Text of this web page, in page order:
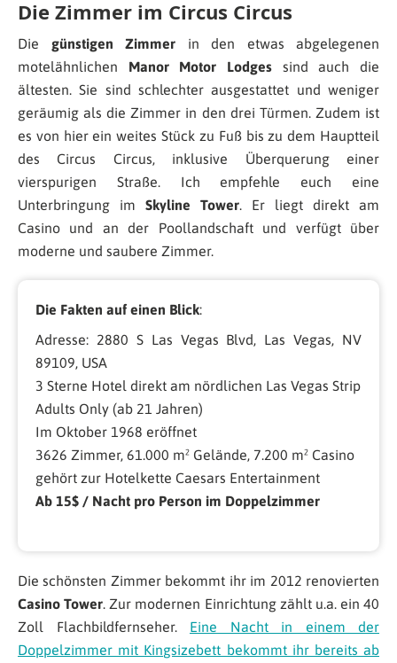
Die Zimmer im Circus Circus
Die günstigen Zimmer in den etwas abgelegenen
motelähnlichen Manor Motor Lodges sind auch die
ältesten. Sie sind schlechter ausgestattet und weniger
geräumig als die Zimmer in den drei Türmen. Zudem ist
es von hier ein weites Stück zu Fuß bis zu dem Hauptteil
des Circus Circus, inklusive Überquerung einer
vierspurigen Straße. Ich empfehle euch eine
Unterbringung im Skyline Tower . Er liegt direkt am
Casino und an der Poollandschaft und verfügt über
moderne und saubere Zimmer.
Die Fakten auf einen Blick:
Adresse: 2880 S Las Vegas Blvd, Las Vegas, NV
89109, USA
3 Sterne Hotel direkt am nördlichen Las Vegas Strip
Adults Only (ab 21 Jahren)
Im Oktober 1968 eröffnet
3626 Zimmer, 61.000 m² Gelände, 7.200 m² Casino
gehört zur Hotelkette Caesars Entertainment
Ab 15$ / Nacht pro Person im Doppelzimmer
Die schönsten Zimmer bekommt ihr im 2012 renovierten
Casino Tower . Zur modernen Einrichtung zählt u.a. ein 40
Zoll Flachbildfernseher. Eine Nacht in einem der
Doppelzimmer mit Kingsizebett bekommt ihr bereits ab